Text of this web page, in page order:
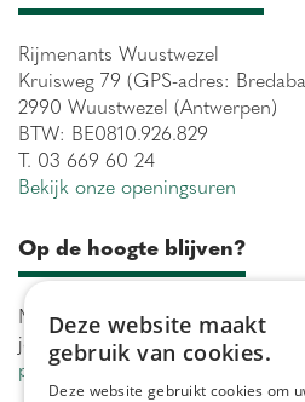
Rijmenants Wuustwezel
Kruisweg 79 (GPS-adres:
2990 Wuustwezel (Antwerpen)
BTW: BE0810.926.829
T. 03 669 60 24
Bekijk onze openingsuren
Op de hoogte blijven?
Maximaal 1 keer per week onze
je aan! Wij verwerken jouw
privacy policy.
Deze website maakt
gebruik van cookies.
Deze website gebruikt cookies om